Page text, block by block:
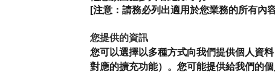
[注意：請務必列出適用於您業務的所有內
您提供的資訊
您可以選擇以多種方式向我們提供個人資
對應的擴充功能）。您可能提供給我們的